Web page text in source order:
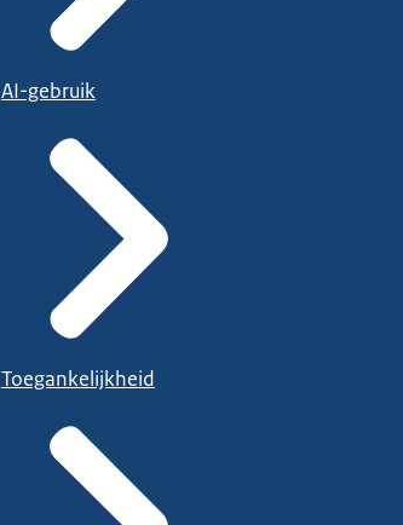
AI-gebruik
Toegankelijkheid